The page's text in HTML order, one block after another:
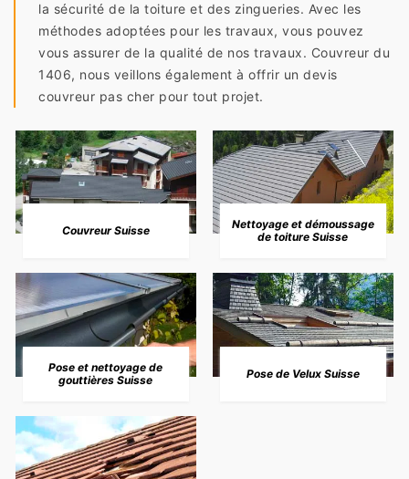
la sécurité de la toiture et des zingueries. Avec les
méthodes adoptées pour les travaux, vous pouvez
vous assurer de la qualité de nos travaux. Couvreur du
1406, nous veillons également à offrir un devis
couvreur pas cher pour tout projet.
Couvreur Suisse
Nettoyage et démoussage
de toiture Suisse
Pose et nettoyage de
gouttières Suisse
Pose de Velux Suisse